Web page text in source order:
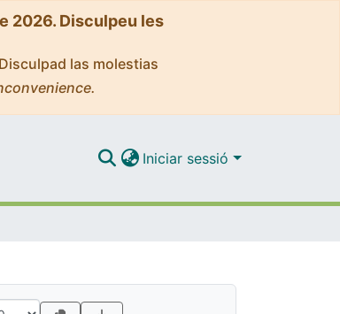
2026. Disculpeu les
las molestias
Iniciar sessió